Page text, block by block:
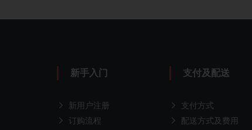
新手入门
新用户注册
订购流程
支付及配送
支付方式
配送方式及费用